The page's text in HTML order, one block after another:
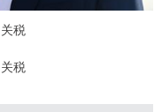
税
税